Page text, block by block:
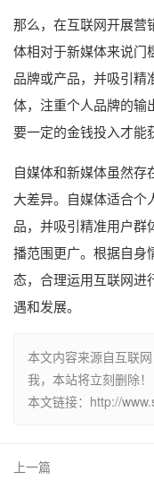
那么，在互联网开展营
体相对于新媒体来说门
品牌或产品，并吸引精
体，注重个人品牌的输
要一定的金钱投入才能
自媒体和新媒体虽然存
大差异。自媒体适合个
品，并吸引精准用户群
播范围更广。根据自身
态，合理运用互联网进
遇和发展。
本文内容来源自互联
我，本站将立刻删除！
本文链接：http://
上一篇